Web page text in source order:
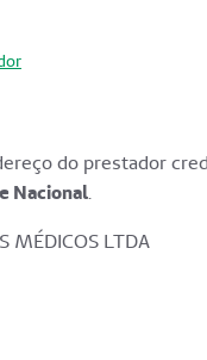
do prestador
Nacional.
MÉDICOS LTDA